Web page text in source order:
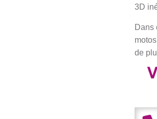
3D
Dans
de